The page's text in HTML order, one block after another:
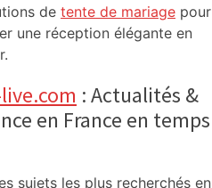
de tente de mariage pour
une réception élégante en
: Actualités &
en France en temps
sujets les plus recherchés en